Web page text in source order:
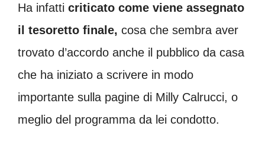
Ha infatti criticato come viene assegnato
il tesoretto finale, cosa che sembra aver
trovato d’accordo anche il pubblico da casa
che ha iniziato a scrivere in modo
importante sulla pagine di Milly Calrucci, o
meglio del programma da lei condotto.